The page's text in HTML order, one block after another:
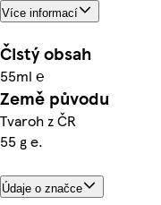
Více informací
Čistý obsah
55ml ℮
Země původu
Tvaroh z ČR
55 g e.
Údaje o značce